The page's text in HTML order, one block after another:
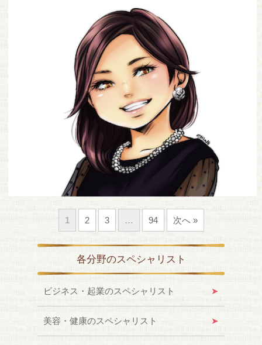
1 2 3 … 94 次へ »
各分野のスペシャリスト
ビジネス・起業のスペシャリスト
美容・健康のスペシャリスト